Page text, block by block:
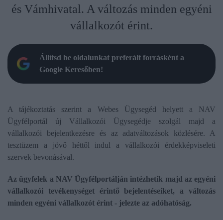
és Vámhivatal. A változás minden egyéni
vállalkozót érint.
Állítsd be oldalunkat preferált forrásként a
Google Keresőben!
A tájékoztatás szerint a Webes Ügysegéd helyett a NAV
Ügyfélportál új Vállalkozói Ügysegédje szolgál majd a
vállalkozói bejelentkezésre és az adatváltozások közlésére. A
tesztüzem a jövő héttől indul a vállalkozói érdekképviseleti
szervek bevonásával.
Az ügyfelek a NAV Ügyfélportálján intézhetik majd az egyéni
vállalkozói tevékenységet érintő bejelentéseiket, a változás
minden egyéni vállalkozót érint - jelezte az adóhatóság.